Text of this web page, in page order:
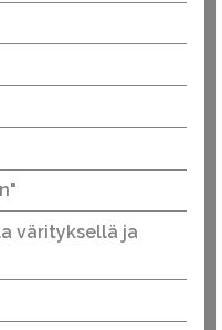
värityksellä ja